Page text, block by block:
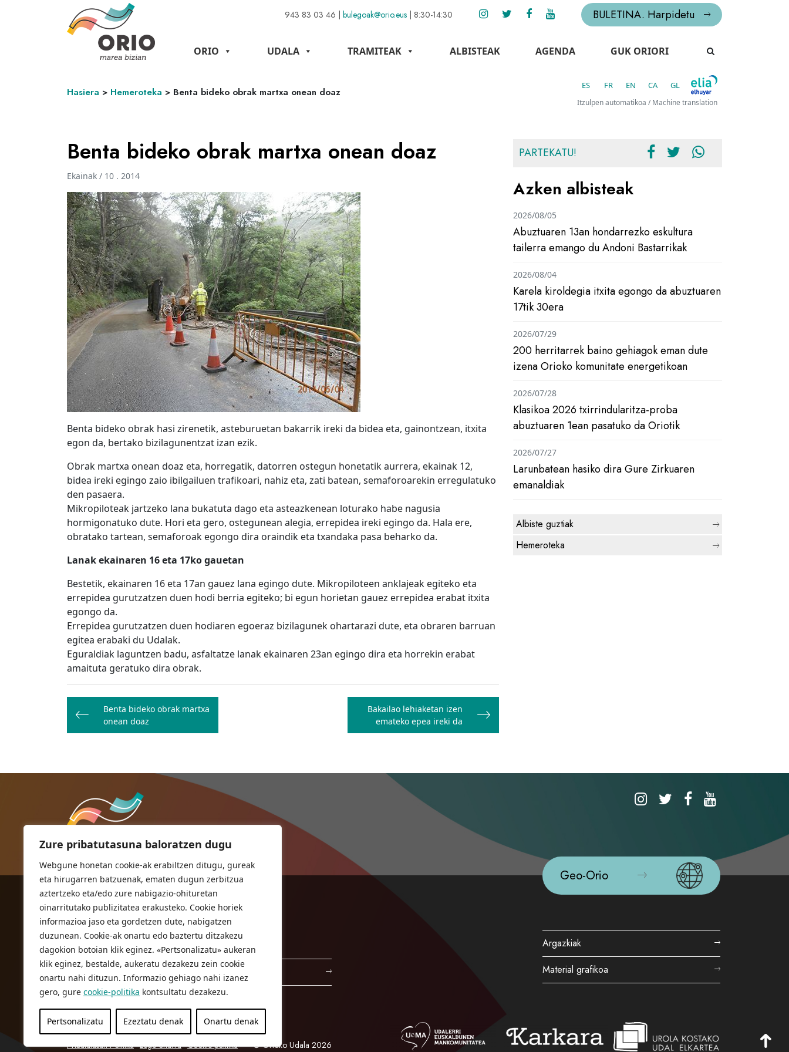
Zure pribatutasuna baloratzen dugu
Webgune honetan cookie-ak erabiltzen ditugu, gureak
eta hirugarren batzuenak, ematen dugun zerbitzua
aztertzeko eta/edo zure nabigazio-ohituretan
oinarritutako publizitatea erakusteko. Cookie horiek
informazioa jaso eta gordetzen dute, nabigatzen
duzunean. Cookie-ak onartu edo baztertu ditzakezu
dagokion botoian klik eginez. «Pertsonalizatu» aukeran
klik eginez, bestalde, aukeratu dezakezu zein cookie
onartu nahi dituzun. Informazio gehiago nahi izanez
gero, gure cookie-politika kontsultatu dezakezu.
Pertsonalizatu Ezeztatu denak Onartu denak
943 83 03 46 | bulegoak@orio.eus | 8:30-14:30 BULETINA. Harpidetu
ORIO UDALA TRAMITEAK ALBISTEAK AGENDA GUK ORIORI
Hasiera > Hemeroteka > Benta bideko obrak martxa onean doaz
ES FR EN CA GL
Itzulpen automatikoa / Machine translation
Benta bideko obrak martxa onean doaz
Ekainak / 10 . 2014
Benta bideko obrak hasi zirenetik, asteburuetan bakarrik ireki da bidea eta, gainontzean, itxita
egon da, bertako bizilagunentzat izan ezik.
Obrak martxa onean doaz eta, horregatik, datorren ostegun honetatik aurrera, ekainak 12,
bidea ireki egingo zaio ibilgailuen trafikoari, nahiz eta, zati batean, semaforoarekin erregulatuko
den pasaera.
Mikropiloteak jartzeko lana bukatuta dago eta asteazkenean loturako habe nagusia
hormigonatuko dute. Hori eta gero, ostegunean alegia, errepidea ireki egingo da. Hala ere,
obratako tartean, semaforoak egongo dira oraindik eta txandaka pasa beharko da.
Lanak ekainaren 16 eta 17ko gauetan
Bestetik, ekainaren 16 eta 17an gauez lana egingo dute. Mikropiloteen anklajeak egiteko eta
errepidea gurutzatzen duen hodi berria egiteko; bi egun horietan gauez errepidea erabat itxita
egongo da.
Errepidea gurutzatzen duen hodiaren egoeraz bizilagunek ohartarazi dute, eta obraren barruan
egitea erabaki du Udalak.
Eguraldiak laguntzen badu, asfaltatze lanak ekainaren 23an egingo dira eta horrekin erabat
amaituta geratuko dira obrak.
Bidalketetan
zehar
nabigatu
Benta bideko obrak martxa
onean doaz
Bakailao lehiaketan izen
emateko epea ireki da
PARTEKATU!
Azken albisteak
Abuztuaren 13an hondarrezko eskultura
tailerra emango du Andoni Bastarrikak
2026/08/05
Karela kiroldegia itxita egongo da abuztuaren
17tik 30era
2026/08/04
200 herritarrek baino gehiagok eman dute
izena Orioko komunitate energetikoan
2026/07/29
Klasikoa 2026 txirrindularitza-proba
abuztuaren 1ean pasatuko da Oriotik
2026/07/28
Larunbatean hasiko dira Gure Zirkuaren
emanaldiak
2026/07/27
Albiste guztiak
Hemeroteka
Geo-Orio
Argazkiak
Material grafikoa
ORIOKO UDALA
Herriko plaza,1
20810 Orio (Gipuzkoa)
T. 943 83 03 46
bulegoak@orio.eus
Pribatutasun Politika Lege oharra Cookie politika © Orioko Udala 2026